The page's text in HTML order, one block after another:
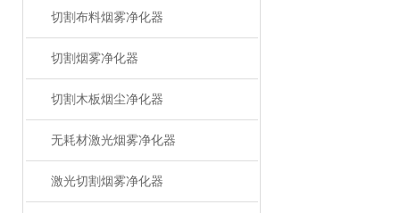
切割布料烟雾净化器
切割烟雾净化器
切割木板烟尘净化器
无耗材激光烟雾净化器
激光切割烟雾净化器